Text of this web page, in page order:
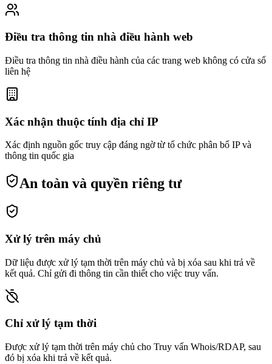
Điều tra thông tin nhà điều hành web
Điều tra thông tin nhà điều hành của các trang web không có cửa sổ
liên hệ
Xác nhận thuộc tính địa chỉ IP
Xác định nguồn gốc truy cập đáng ngờ từ tổ chức phân bổ IP và
thông tin quốc gia
An toàn và quyền riêng tư
Xử lý trên máy chủ
Dữ liệu được xử lý tạm thời trên máy chủ và bị xóa sau khi trả về
kết quả. Chỉ gửi đi thông tin cần thiết cho việc truy vấn.
Chỉ xử lý tạm thời
Được xử lý tạm thời trên máy chủ cho Truy vấn Whois/RDAP, sau
đó bị xóa khi trả về kết quả.